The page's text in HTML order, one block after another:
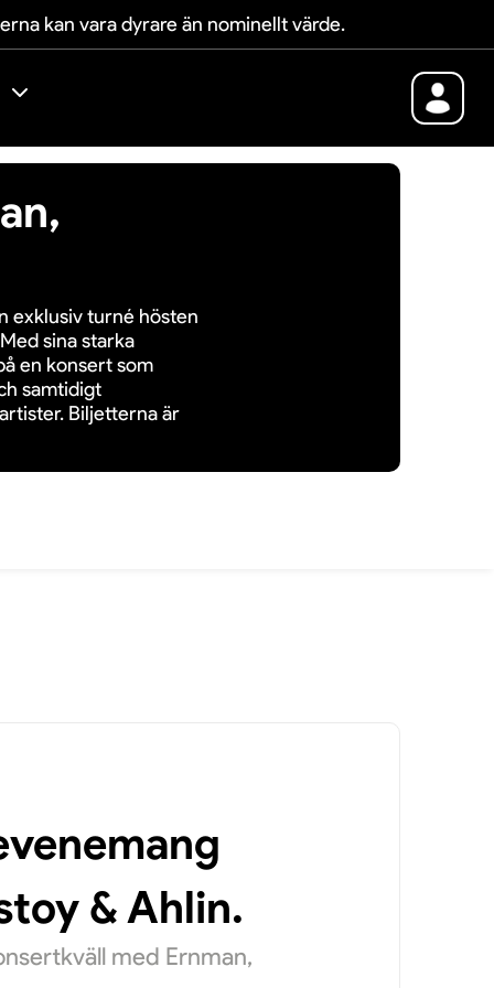
kan vara dyrare än nominellt värde.
exklusiv turné hösten
sina starka
en konsert som
samtidigt
Biljetterna är
& Ahlin.
med Ernman,